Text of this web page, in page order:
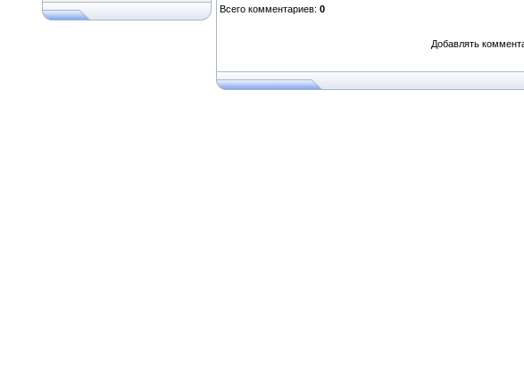
Всего комментариев: 0
Добавлять